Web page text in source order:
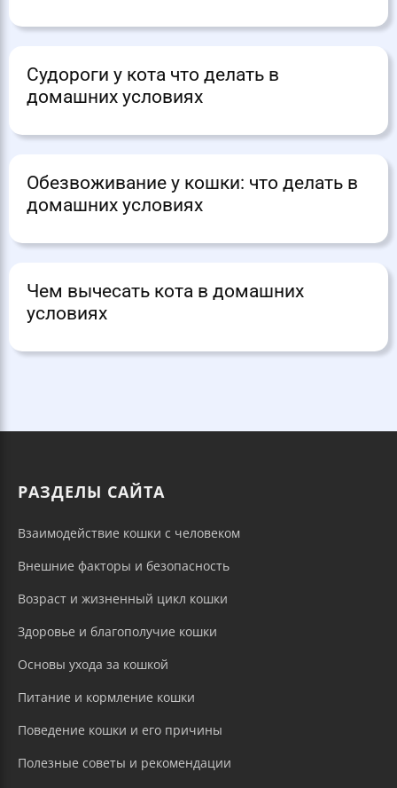
Судороги у кота что делать в
домашних условиях
Обезвоживание у кошки: что делать в
домашних условиях
Чем вычесать кота в домашних
условиях
РАЗДЕЛЫ САЙТА
Взаимодействие кошки с человеком
Внешние факторы и безопасность
Возраст и жизненный цикл кошки
Здоровье и благополучие кошки
Основы ухода за кошкой
Питание и кормление кошки
Поведение кошки и его причины
Полезные советы и рекомендации